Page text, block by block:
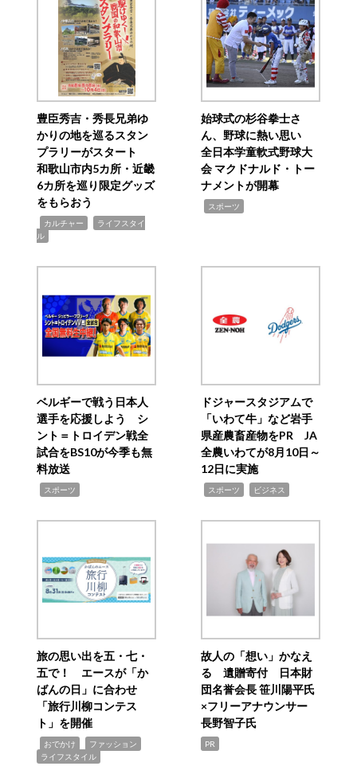
豊臣秀吉・秀長兄弟ゆ
かりの地を巡るスタン
プラリーがスタート
和歌山市内5カ所・近畿
6カ所を巡り限定グッズ
をもらおう
カルチャー
ライフスタイ
ル
始球式の杉谷拳士さ
ん、野球に熱い思い
全日本学童軟式野球大
会 マクドナルド・トー
ナメントが開幕
スポーツ
ベルギーで戦う日本人
選手を応援しよう シ
ント＝トロイデン戦全
試合をBS10が今季も無
料放送
スポーツ
ドジャースタジアムで
「いわて牛」など岩手
県産農畜産物をPR JA
全農いわてが8月10日～
12日に実施
スポーツ ビジネス
旅の思い出を五・七・
五で！ エースが「か
ばんの日」に合わせ
「旅行川柳コンテス
ト」を開催
おでかけ ファッション
ライフスタイル
故人の「想い」かなえ
る 遺贈寄付 日本財
団名誉会長 笹川陽平氏
×フリーアナウンサー
長野智子氏
PR